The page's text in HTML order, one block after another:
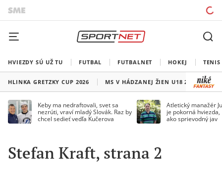
HVIEZDY SÚ UŽ TU FUTBAL FUTBALNET HOKEJ TENIS
HLINKA GRETZKY CUP 2026 MS V HÁDZANEJ ŽIEN U18 2026
Keby ma nedraftovali, svet sa
nezrúti, vraví mladý Slovák. Raz by
chcel sedieť vedľa Kučerova
Atletický manažér
je pokorná
ako sprievodný jav
Stefan Kraft, strana 2